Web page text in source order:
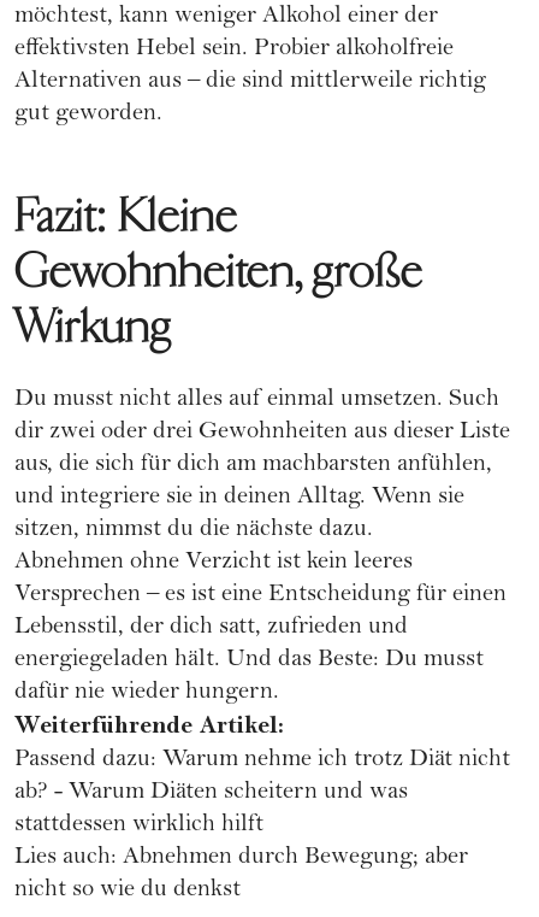
möchtest, kann weniger Alkohol einer der
effektivsten Hebel sein. Probier alkoholfreie
Alternativen aus – die sind mittlerweile richtig
gut geworden.
Fazit: Kleine
Gewohnheiten, große
Wirkung
Du musst nicht alles auf einmal umsetzen. Such
dir zwei oder drei Gewohnheiten aus dieser Liste
aus, die sich für dich am machbarsten anfühlen,
und integriere sie in deinen Alltag. Wenn sie
sitzen, nimmst du die nächste dazu.
Abnehmen ohne Verzicht ist kein leeres
Versprechen – es ist eine Entscheidung für einen
Lebensstil, der dich satt, zufrieden und
energiegeladen hält. Und das Beste: Du musst
dafür nie wieder hungern.
Weiterführende Artikel:
Passend dazu: Warum nehme ich trotz Diät nicht
ab? - Warum Diäten scheitern und was
stattdessen wirklich hilft
Lies auch: Abnehmen durch Bewegung; aber
nicht so wie du denkst